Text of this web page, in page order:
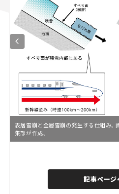
表層雪崩と全層雪崩の発生する仕組み
集部が作成。
記事ページ